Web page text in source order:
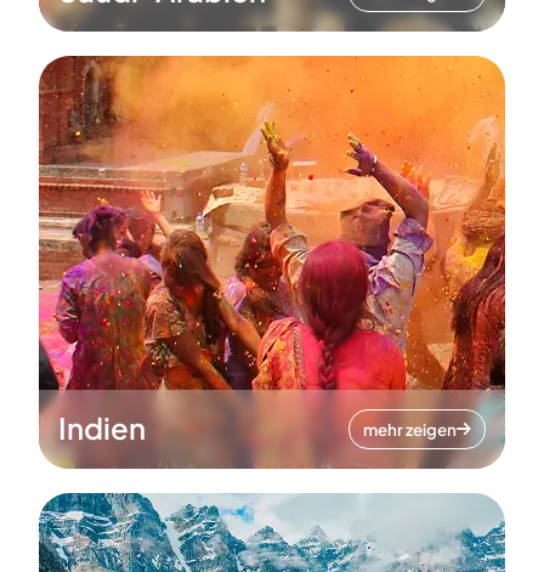
Indien mehr zeigen